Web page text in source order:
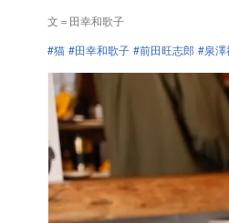
文＝田幸和歌子
猫
田幸和歌子 前田旺志郎 泉